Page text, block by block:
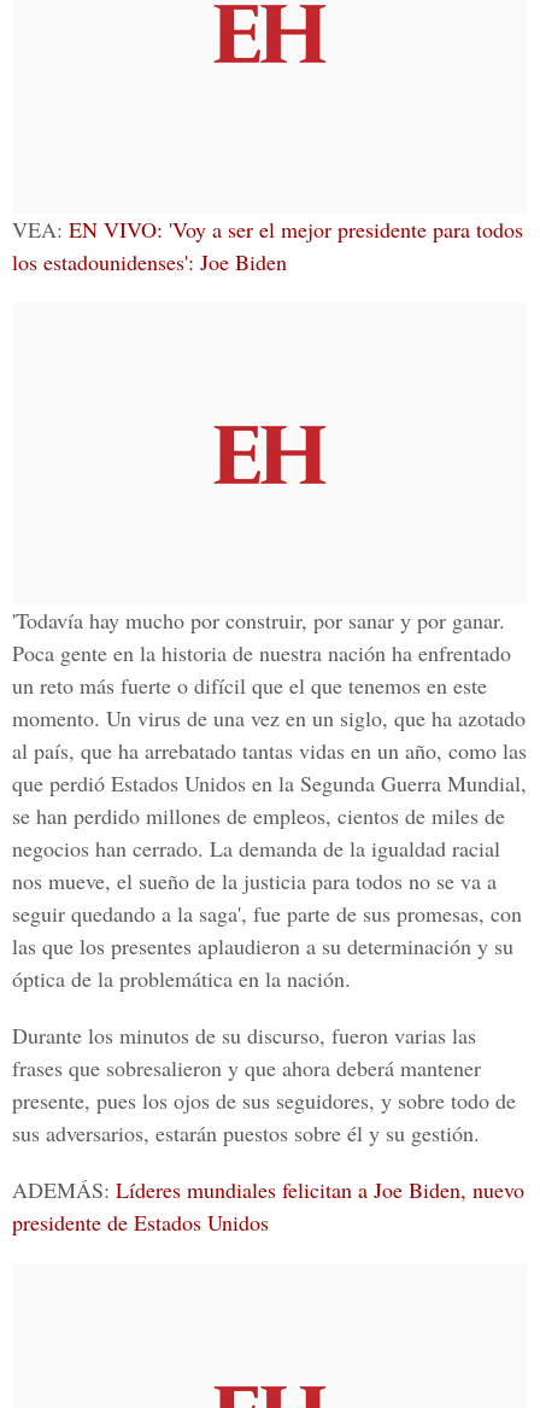
VEA: EN VIVO: 'Voy a ser el mejor presidente para todos
los estadounidenses': Joe Biden
'Todavía hay mucho por construir, por sanar y por ganar.
Poca gente en la historia de nuestra nación ha enfrentado
un reto más fuerte o difícil que el que tenemos en este
momento. Un virus de una vez en un siglo, que ha azotado
al país, que ha arrebatado tantas vidas en un año, como las
que perdió Estados Unidos en la Segunda Guerra Mundial,
se han perdido millones de empleos, cientos de miles de
negocios han cerrado. La demanda de la igualdad racial
nos mueve, el sueño de la justicia para todos no se va a
seguir quedando a la saga', fue parte de sus promesas, con
las que los presentes aplaudieron a su determinación y su
óptica de la problemática en la nación.
Durante los minutos de su discurso, fueron varias las
frases que sobresalieron y que ahora deberá mantener
presente, pues los ojos de sus seguidores, y sobre todo de
sus adversarios, estarán puestos sobre él y su gestión.
ADEMÁS: Líderes mundiales felicitan a Joe Biden, nuevo
presidente de Estados Unidos